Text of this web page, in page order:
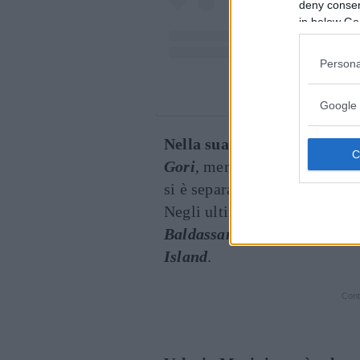
deny
in below
Google
Nella sua vita privataha
Gori, mentre nel 2013 ha
si è separata dopo circa un
Negli ultimi anni ha avuto
Baldassari
Island.